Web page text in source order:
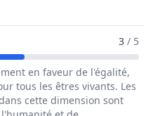
De Chef / Cheffe
3 / 5
en faveur de l'égalité,
tous les êtres vivants. Les
cette dimension sont